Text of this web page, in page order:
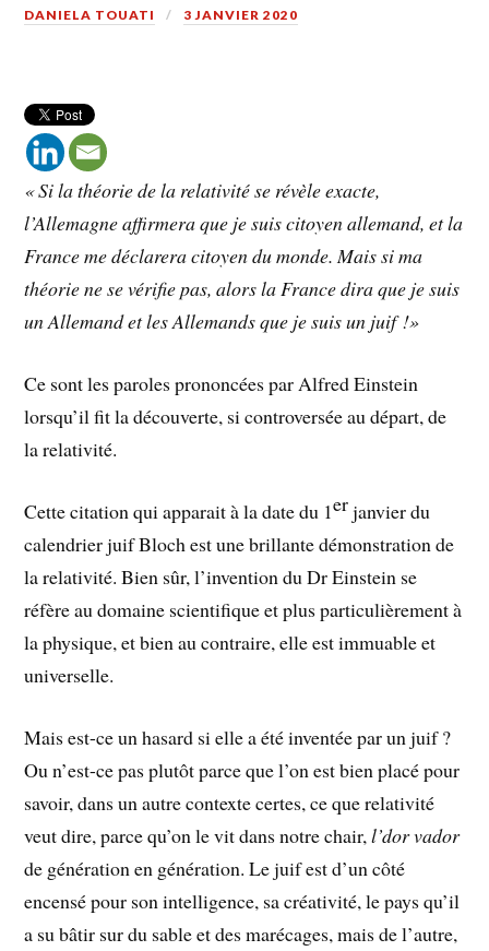
DANIELA TOUATI 3 JANVIER 2020
«Si la théorie de la relativité se révèle exacte,
l’Allemagne affirmera que je suis citoyen allemand, et la
France me déclarera citoyen du monde. Mais si ma
théorie ne se vérifie pas, alors la France dira que je suis
un Allemand et les Allemands que je suis un juif !»
Ce sont les paroles prononcées par Alfred Einstein
lorsqu’il fit la découverte, si controversée au départ, de
la relativité.
Cette citation qui apparait à la date du 1erjanvier du
calendrier juif Bloch est une brillante démonstration de
la relativité. Bien sûr, l’invention du Dr Einstein se
réfère au domaine scientifique et plus particulièrement à
la physique, et bien au contraire, elle est immuable et
universelle.
Mais est-ce un hasard si elle a été inventée par un juif ?
Ou n’est-ce pas plutôt parce que l’on est bien placé pour
savoir, dans un autre contexte certes, ce que relativité
veut dire, parce qu’on le vit dans notre chair,l’dor vador
de génération en génération. Le juif est d’un côté
encensé pour son intelligence, sa créativité, le pays qu’il
a su bâtir sur du sable et des marécages, mais de l’autre,